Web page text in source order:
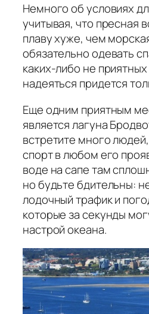
Немного об условиях
учитывая, что пресная
плаву хуже, чем
обязательно одевать
каких-либо не
надеяться придется
Еще одним приятным
является лагуна
встретите много
спорт в любом его
воде на сапе там
но будьте бдительны:
лодочный трафик и
которые за секунды
настрой океана.